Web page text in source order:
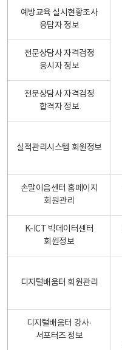
예방교육 실시현황조사
응답자 정보
전문상담사 자격검정
응시자 정보
전문상담사 자격검정
합격자 정보
실적관리시스템 회원정보
손말이음센터 홈페이지
회원관리
K-ICT 빅데이터센터
회원정보
디지털배움터 회원관리
디지털배움터 강사·
서포터즈 정보